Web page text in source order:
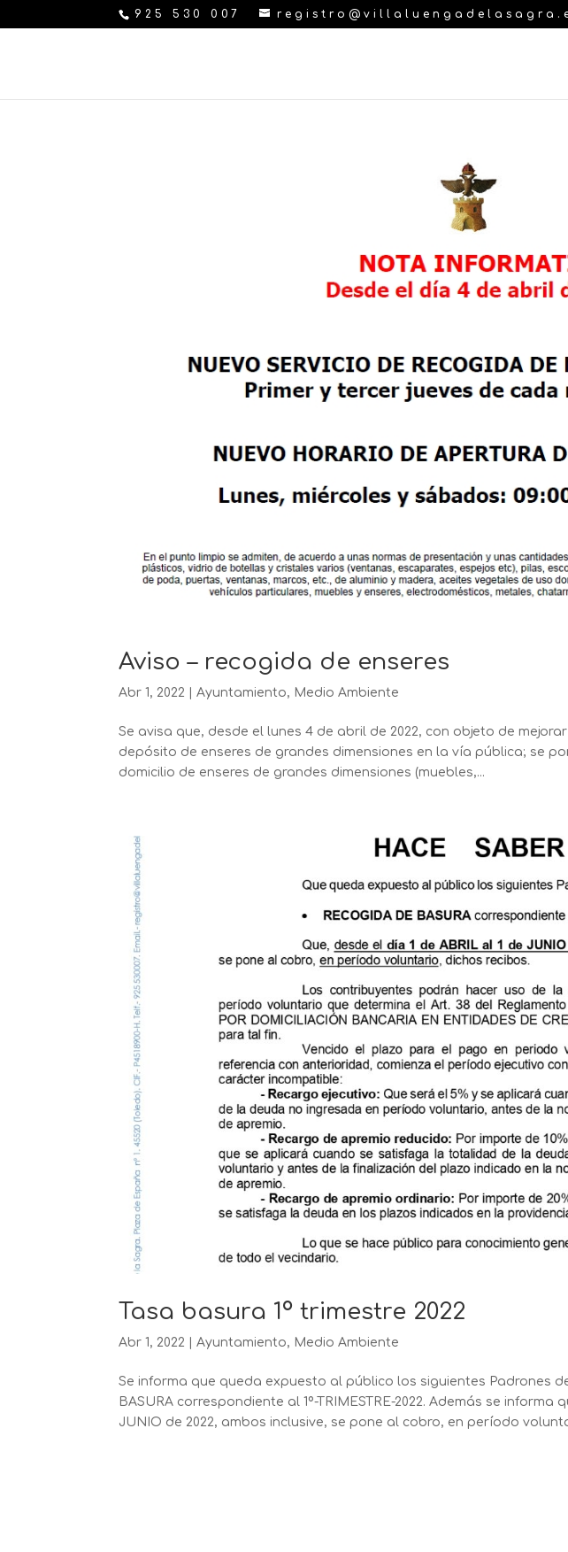
925 530 007
Aviso – recogida de enseres
Abr 1, 2022 |Ayuntamiento, Medio Ambiente
Se avisa que, desde el lunes 4 de abril de 2022, con objeto de
depósito de enseres de grandes dimensiones en la vía pública; se
domicilio de enseres de grandes dimensiones (muebles,...
Tasa basura 1º trimestre 2022
Abr 1, 2022 |Ayuntamiento, Medio Ambiente
Se informa que queda expuesto al público los siguientes Padrones
BASURA correspondiente al 1º-TRIMESTRE-2022. Además se informa
JUNIO de 2022, ambos inclusive, se pone al cobro, en período